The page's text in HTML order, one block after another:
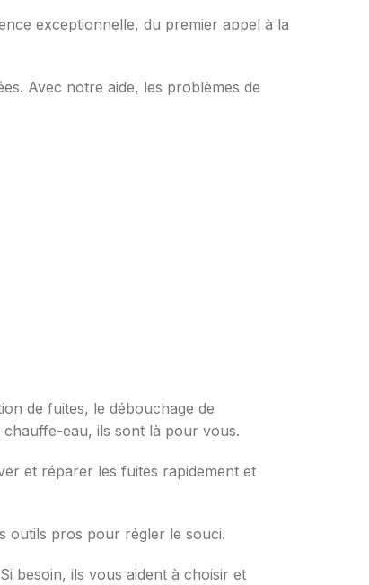
exceptionnelle, du premier appel à la
Avec notre aide, les problèmes de
de fuites, le débouchage de
eau, ils sont là pour vous.
et réparer les fuites rapidement et
outils pros pour régler le souci.
besoin, ils vous aident à choisir et